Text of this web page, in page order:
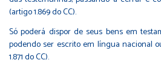
(artigo 1.869 do CC).
Só poderá dispor de seus bens em
podendo ser escrito em língua nacional
1.871 do CC).